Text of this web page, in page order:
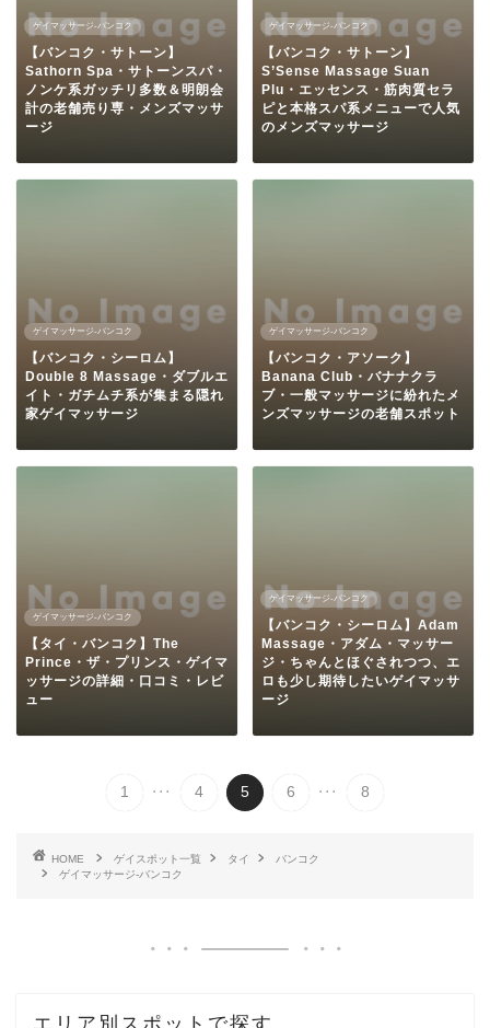
ゲイマッサージ-バンコク
【バンコク・サトーン】
Sathorn Spa・サトーンスパ・
ノンケ系ガッチリ多数＆明朗会
計の老舗売り専・メンズマッサ
ージ
ゲイマッサージ-バンコク
【バンコク・サトーン】
S’Sense Massage Suan
Plu・エッセンス・筋肉質セラ
ピと本格スパ系メニューで人気
のメンズマッサージ
ゲイマッサージ-バンコク
【バンコク・シーロム】
Double 8 Massage・ダブルエ
イト・ガチムチ系が集まる隠れ
家ゲイマッサージ
ゲイマッサージ-バンコク
【バンコク・アソーク】
Banana Club・バナナクラ
ブ・一般マッサージに紛れたメ
ンズマッサージの老舗スポット
ゲイマッサージ-バンコク
【タイ・バンコク】The
Prince・ザ・プリンス・ゲイマ
ッサージの詳細・口コミ・レビ
ュー
ゲイマッサージ-バンコク
【バンコク・シーロム】Adam
Massage・アダム・マッサー
ジ・ちゃんとほぐされつつ、エ
ロも少し期待したいゲイマッサ
ージ
1 ... 4 5 6 ... 8
HOME ゲイスポット一覧 タイ
バンコク
ゲイマッサージ-バンコク